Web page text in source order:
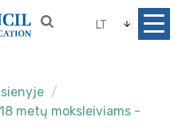
LT
metų moksleiviams -